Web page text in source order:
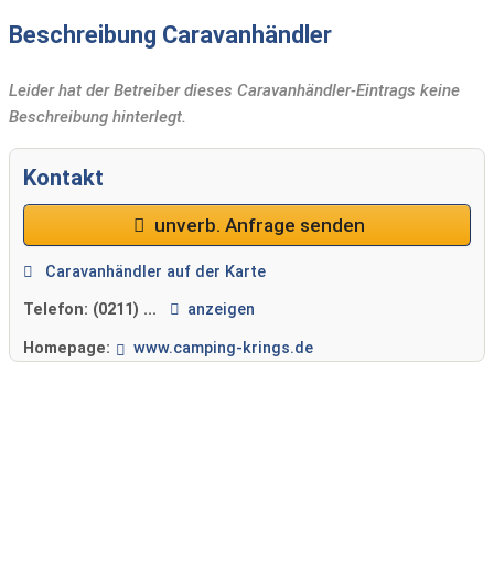
Beschreibung Caravanhändler
Leider hat der Betreiber dieses Caravanhändler-Eintrags keine
Beschreibung hinterlegt.
Kontakt
unverb. Anfrage senden
Caravanhändler auf der Karte
Telefon: (0211) ... anzeigen
Homepage: www.camping-krings.de